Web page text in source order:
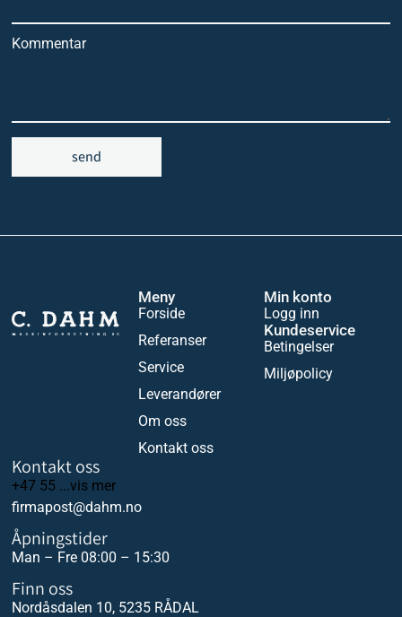
Kommentar
send
Meny
Forside
Referanser
Service
Leverandører
Om oss
Kontakt oss
Min konto
Logg inn
Kundeservice
Betingelser
Miljøpolicy
Kontakt oss
+47 55 ...vis mer
firmapost@dahm.no
Åpningstider
Man – Fre 08:00 – 15:30
Finn oss
Nordåsdalen 10, 5235 RÅDAL